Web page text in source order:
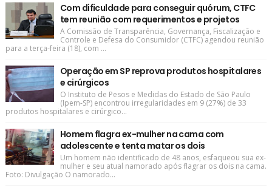
Com dificuldade para conseguir quórum, CTFC
tem reunião com requerimentos e projetos
A Comissão de Transparência, Governança, Fiscalização e
Controle e Defesa do Consumidor (CTFC) agendou reunião
para a terça-feira (18), com ...
Operação em SP reprova produtos hospitalares
e cirúrgicos
O Instituto de Pesos e Medidas do Estado de São Paulo
(Ipem-SP) encontrou irregularidades em 9 (27%) de 33
produtos hospitalares e cirúrgico...
Homem flagra ex-mulher na cama com
adolescente e tenta matar os dois
Um homem não identificado de 48 anos, esfaqueou sua ex-
mulher e seu atual namorado após flagrar os dois na cama.
Foto: Divulgação O namorado...